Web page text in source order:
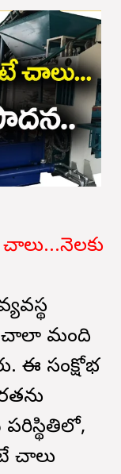
చాలా మంది
ఈ సంక్షోభ
పరిస్థితిలో,
చాలు